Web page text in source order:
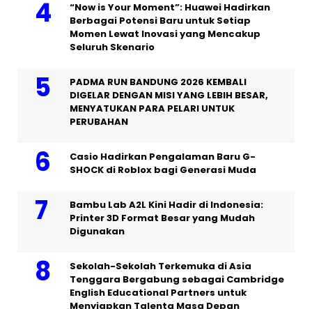
“Now is Your Moment”: Huawei Hadirkan
Berbagai Potensi Baru untuk Setiap
Momen Lewat Inovasi yang Mencakup
Seluruh Skenario
PADMA RUN BANDUNG 2026 KEMBALI
DIGELAR DENGAN MISI YANG LEBIH BESAR,
MENYATUKAN PARA PELARI UNTUK
PERUBAHAN
Casio Hadirkan Pengalaman Baru G-
SHOCK di Roblox bagi Generasi Muda
Bambu Lab A2L Kini Hadir di Indonesia:
Printer 3D Format Besar yang Mudah
Digunakan
Sekolah-Sekolah Terkemuka di Asia
Tenggara Bergabung sebagai Cambridge
English Educational Partners untuk
Menyiapkan Talenta Masa Depan